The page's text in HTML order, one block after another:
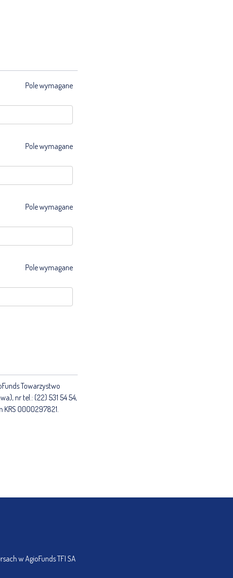
Pole wymagane
Pole wymagane
Pole wymagane
Pole wymagane
Towarzystwo
nr tel.: (22) 531 54 54,
KRS 0000297821.
w AgioFunds TFI SA